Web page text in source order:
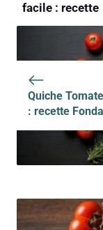
facile : recette
rapide et
savoureuse
Quiche
: recette